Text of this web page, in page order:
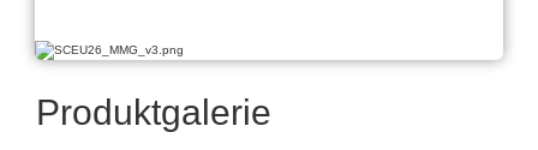
Produktgalerie